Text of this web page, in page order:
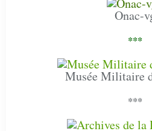
Onac-
***
Musée Militaire
***